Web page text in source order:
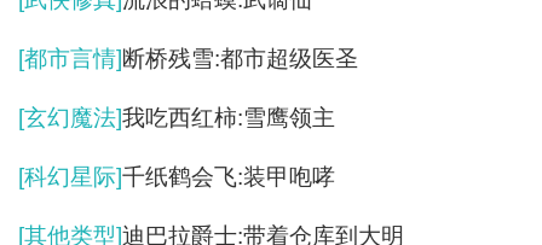
[都市言情]断桥残雪:都市超级医圣
[玄幻魔法]我吃西红柿:雪鹰领主
[科幻星际]千纸鹤会飞:装甲咆哮
[其他类型]迪巴拉爵士:带着仓库到大明